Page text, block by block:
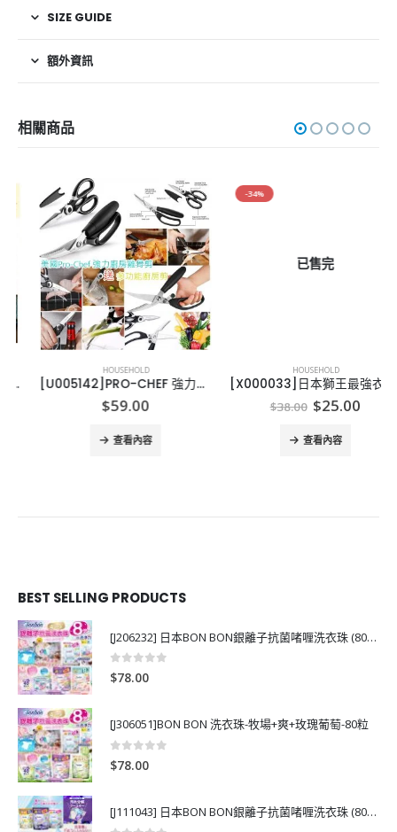
SIZE GUIDE
額外資訊
相關商品
HOUSEHOLD
[U005142]PRO-CHEF 強力雞骨剪, 送萬用廚房剪
59.00
查看內容
-34%
已售完
HOUSEHOLD
[X000033]日本獅王最強衣類用漂白剤 本体 510ml
38.00 Original
price
was:
$38.00.
$25.00Current
is:
$25.00.
查看內容
BEST SELLING PRODUCTS
[J206232] 日本BON BON銀離子抗菌啫喱洗衣珠 (80粒)
0out of 5
$78.00
[J306051]BON BON 洗衣珠-牧場+爽+玫瑰葡萄-80粒
0out of 5
$78.00
[J111043] 日本BON BON銀離子抗菌啫喱洗衣珠 (80粒)